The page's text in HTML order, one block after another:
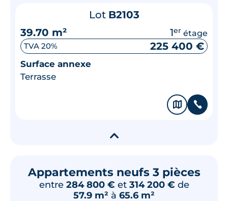
Lot B2103
39.70 m²
1er étage
TVA 20% 225 400 €
Surface annexe
Terrasse
🗞 📞
▾
Appartements neufs 3 pièces
entre 284 800 € et 314 200 € de
57.9 m² à 65.6 m²